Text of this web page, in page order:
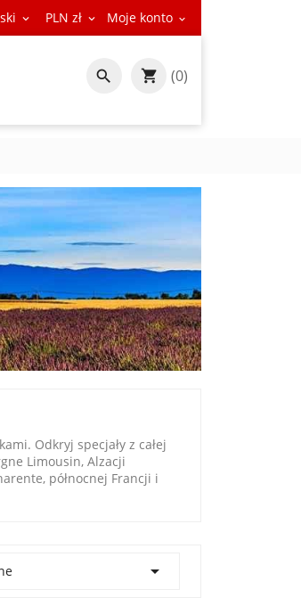
 PLN zł  Moje konto 
 (0)
Odkryj specjały z całej
Limousin, Alzacji
północnej Francji i
